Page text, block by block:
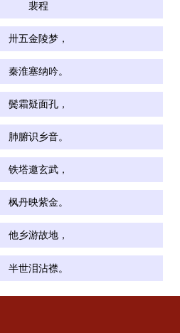
裴程
卅五金陵梦，
秦淮塞纳吟。
鬓霜疑面孔，
肺腑识乡音。
铁塔邀玄武，
枫丹映紫金。
他乡游故地，
半世泪沾襟。